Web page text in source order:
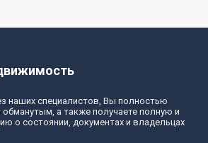
наших специалистов, Вы полностью
а также получаете полную и
о состоянии, документах и владельцах